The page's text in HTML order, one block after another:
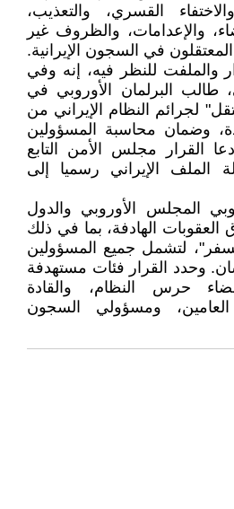
القسري، والتعذيب،
والإعدامات، والظروف غير
المعتقلون في السجون الإيرانية.
والملفت للنظر فيه، إنه وفي
طالب البرلمان الأوروبي في
لجرائم النظام الإيراني من
وضمان محاسبة المسؤولين
القرار مجلس الأمن التابع
الملف الإيراني رسميا إلى
المجلس الأوروبي والدول
العقوبات الهادفة، بما في ذلك
لتشمل جميع المسؤولين
وحدد القرار فئات مستهدفة
حرس النظام، والقادة
العامين، ومسؤولي السجون